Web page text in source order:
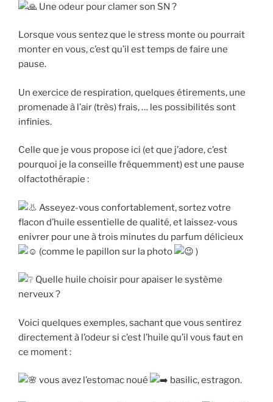
Une odeur pour clamer son SN ?
Lorsque vous sentez que le stress monte ou pourrait
monter en vous, c’est qu’il est temps de faire une
pause.
Un exercice de respiration, quelques étirements, une
promenade à l’air (très) frais, … les possibilités sont
infinies.
Celle que je vous propose ici (et que j’adore, c’est
pourquoi je la conseille fréquemment) est une pause
olfactothérapie :
Asseyez-vous confortablement, sortez votre
flacon d’huile essentielle de qualité, et laissez-vous
enivrer pour une à trois minutes du parfum délicieux
(comme le papillon sur la photo
)
Quelle huile choisir pour apaiser le système
nerveux ?
Voici quelques exemples, sachant que vous sentirez
directement à l’odeur si c’est l’huile qu’il vous faut en
ce moment :
vous avez l’estomac noué basilic, estragon.